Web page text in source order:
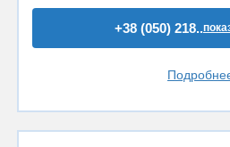
+38 (050) 218..